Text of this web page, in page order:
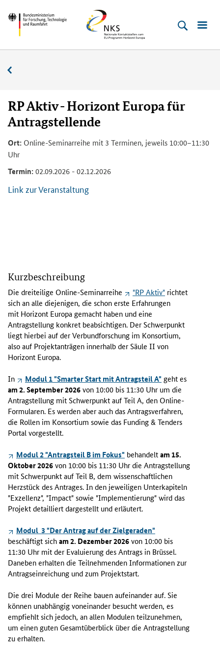
zum
Inhalt
(Eingabetaste)
zum
Hauptmenu
(Eingabetaste)
zur
Suche
(Eingabetaste)
zur
Fußleiste
(Enter)
Bundesministerium
Technologie
Raumfahrt
Horizont
Europa
RP Aktiv - Horizont Europa für
Antragstellende
Ort: Online-Seminarreihe mit 3 Terminen, jeweils 10:00–11:30
Uhr
Termin:02.09.2026 - 02.12.2026
Link zur Veranstaltung
e
d
r
e
i
t
e
i
i
g
e
O
n
l
n
e
-
S
e
m
n
a
r
r
e
h
e
"
R
P
Kurzbeschreibung
Die dreiteilige Online-Seminarreihe "RP Aktiv" richtet
sich an alle diejenigen, die schon erste Erfahrungen
mit Horizont Europa gemacht haben und eine
Antragstellung konkret beabsichtigen. Der Schwerpunkt
liegt hierbei auf der Verbundforschung im Konsortium,
also auf Projektanträgen innerhalb der Säule II von
Horizont Europa.
In Modul 1 "Smarter Start mit Antragsteil A" geht es
am 2. September 2026von 10:00 bis 11:30 Uhr um die
Antragstellung mit Schwerpunkt auf Teil A, den Online-
Formularen. Es werden aber auch das Antragsverfahren,
die Rollen im Konsortium sowie das Funding & Tenders
Portal vorgestellt.
Modul 2 "Antragsteil B im Fokus" behandeltam 15.
Oktober 2026von 10:00 bis 11:30 Uhr die Antragstellung
mit Schwerpunkt auf Teil B, dem wissenschaftlichen
Herzstück des Antrages. In den jeweiligen Unterkapiteln
"Exzellenz", "Impact" sowie "Implementierung" wird das
Projekt detailliert dargestellt und erläutert.
Modul 3 "Der Antrag auf der Zielgeraden"
beschäftigt sicham 2. Dezember 2026von 10:00 bis
11:30 Uhr mit der Evaluierung des Antrags in Brüssel.
Daneben erhalten die Teilnehmenden Informationen zur
Antragseinreichung und zum Projektstart.
Die drei Module der Reihe bauen aufeinander auf. Sie
können unabhängig voneinander besucht werden, es
empfiehlt sich jedoch, an allen Modulen teilzunehmen,
um einen guten Gesamtüberblick über die Antragstellung
zu erhalten.